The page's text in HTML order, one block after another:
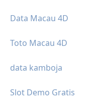
Data Macau 4D
Toto Macau 4D
data kamboja
Slot Demo Gratis